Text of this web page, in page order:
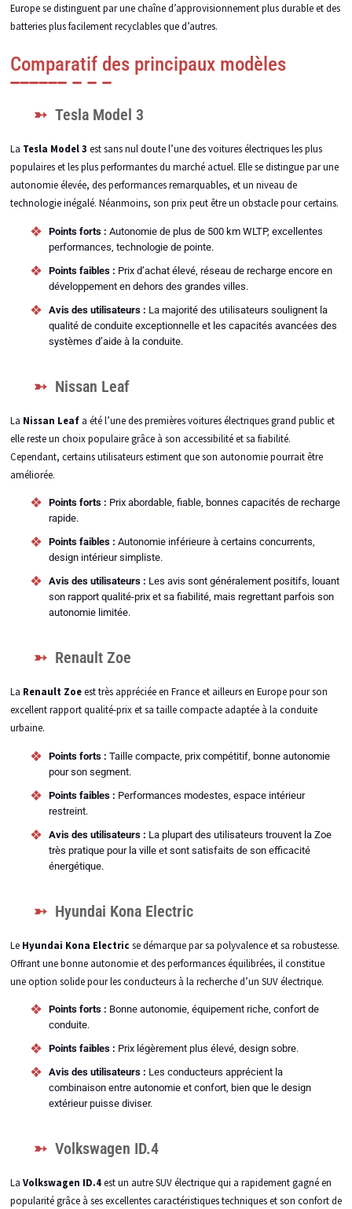
Europe se distinguent par une chaîne d’approvisionnement plus durable et des
batteries plus facilement recyclables que d’autres.
Comparatif des principaux modèles
Tesla Model 3
La Tesla Model 3 est sans nul doute l’une des voitures électriques les plus
populaires et les plus performantes du marché actuel. Elle se distingue par une
autonomie élevée, des performances remarquables, et un niveau de
technologie inégalé. Néanmoins, son prix peut être un obstacle pour certains.
Points forts : Autonomie de plus de 500 km WLTP, excellentes
performances, technologie de pointe.
Points faibles : Prix d’achat élevé, réseau de recharge encore en
développement en dehors des grandes villes.
Avis des utilisateurs : La majorité des utilisateurs soulignent la
qualité de conduite exceptionnelle et les capacités avancées des
systèmes d’aide à la conduite.
Nissan Leaf
La Nissan Leafa été l’une des premières voitures électriques grand public et
elle reste un choix populaire grâce à son accessibilité et sa fiabilité.
Cependant, certains utilisateurs estiment que son autonomie pourrait être
améliorée.
Points forts : Prix abordable, fiable, bonnes capacités de recharge
rapide.
Points faibles : Autonomie inférieure à certains concurrents,
design intérieur simpliste.
Avis des utilisateurs : Les avis sont généralement positifs, louant
son rapport qualité-prix et sa fiabilité, mais regrettant parfois son
autonomie limitée.
Renault Zoe
La Renault Zoeest très appréciée en France et ailleurs en Europe pour son
excellent rapport qualité-prix et sa taille compacte adaptée à la conduite
urbaine.
Points forts : Taille compacte, prix compétitif, bonne autonomie
pour son segment.
Points faibles : Performances modestes, espace intérieur
restreint.
Avis des utilisateurs : La plupart des utilisateurs trouvent la Zoe
très pratique pour la ville et sont satisfaits de son efficacité
énergétique.
Hyundai Kona Electric
Le Hyundai Kona Electric se démarque par sa polyvalence et sa robustesse.
Offrant une bonne autonomie et des performances équilibrées, il constitue
une option solide pour les conducteurs à la recherche d’un SUV électrique.
Points forts : Bonne autonomie, équipement riche, confort de
conduite.
Points faibles : Prix légèrement plus élevé, design sobre.
Avis des utilisateurs : Les conducteurs apprécient la
combinaison entre autonomie et confort, bien que le design
extérieur puisse diviser.
Volkswagen ID.4
La Volkswagen ID.4est un autre SUV électrique qui a rapidement gagné en
popularité grâce à ses excellentes caractéristiques techniques et son confort de